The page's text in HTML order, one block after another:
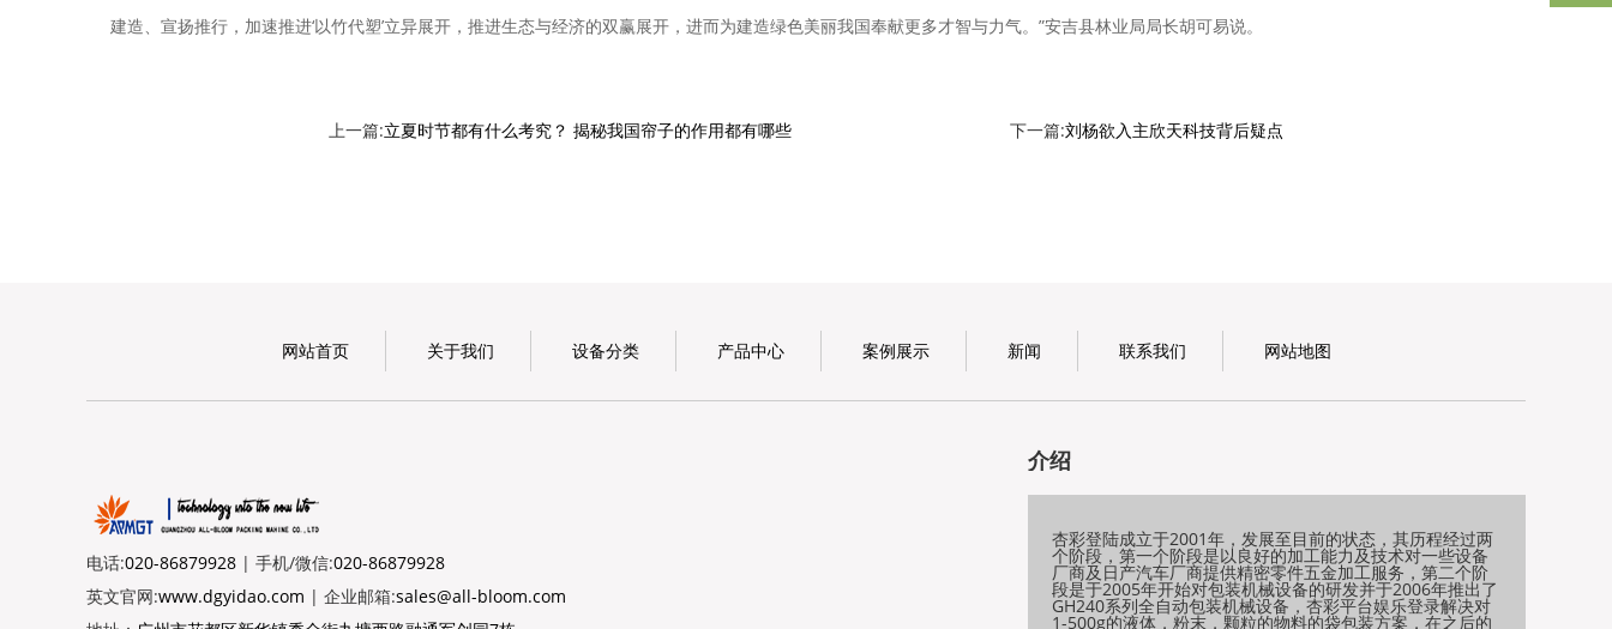
建造、宣扬推行，加速推进‘以竹代塑’立异展开，推进生态与经济的双赢展开，进而为建造绿色美丽我国奉献更多才智与力气。”安吉县林业局局长胡可易说。
上一篇:立夏时节都有什么考究？ 揭秘我国帘子的作用都有哪些 下一篇:刘杨欲入主欣天科技背后疑点
网站首页 关于我们 设备分类 产品中心 案例展示 新闻 联系我们 网站地图
电话:020-86879928 | 手机/微信:020-86879928
英文官网:www.dgyidao.com | 企业邮箱:sales@all-bloom.com
介绍
杏彩登陆成立于2001年，发展至目前的状态，其历程经过两
个阶段，第一个阶段是以良好的加工能力及技术对一些设备
厂商及日产汽车厂商提供精密零件五金加工服务，第二个阶
段是于2005年开始对包装机械设备的研发并于2006年推出了
GH240系列全自动包装机械设备，杏彩平台娱乐登录解决对
1-500g的液体，粉末，颗粒的物料的袋包装方案，在之后的